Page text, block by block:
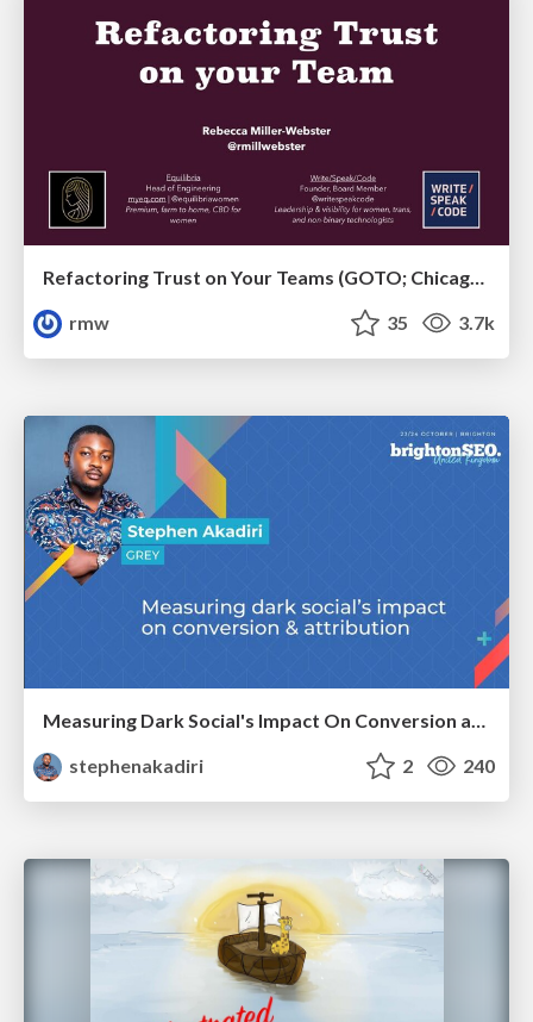
rmw
35 3.7k
Measuring Dark Social's Impact On Conversion and Attribution
stephenakadiri
2 240